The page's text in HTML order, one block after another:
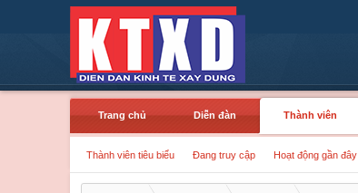
Trang chủ
Diễn đàn Thành viên
Thành viên tiêu biểu Đang truy cập Hoạt động gần đây